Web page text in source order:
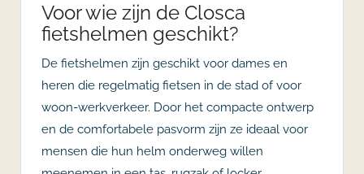
Voor wie zijn de Closca
fietshelmen geschikt?
De fietshelmen zijn geschikt voor dames en
heren die regelmatig fietsen in de stad of voor
woon-werkverkeer. Door het compacte ontwerp
en de comfortabele pasvorm zijn ze ideaal voor
mensen die hun helm onderweg willen